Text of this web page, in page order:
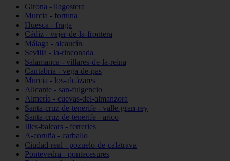
Girona - llagostera
Murcia - fortuna
Huesca - fraga
Cádiz - vejer-de-la-frontera
Málaga - alcaucín
Sevilla - la-rinconada
Salamanca - villares-de-la-reina
Cantabria - vega-de-pas
Murcia - los-alcázares
Alicante - san-fulgencio
Almería - cuevas-del-almanzora
Santa-cruz-de-tenerife - valle-gran-rey
Santa-cruz-de-tenerife - arico
Illes-balears - ferreries
A-coruña - carballo
Ciudad-real - pozuelo-de-calatrava
Pontevedra - pontecesures